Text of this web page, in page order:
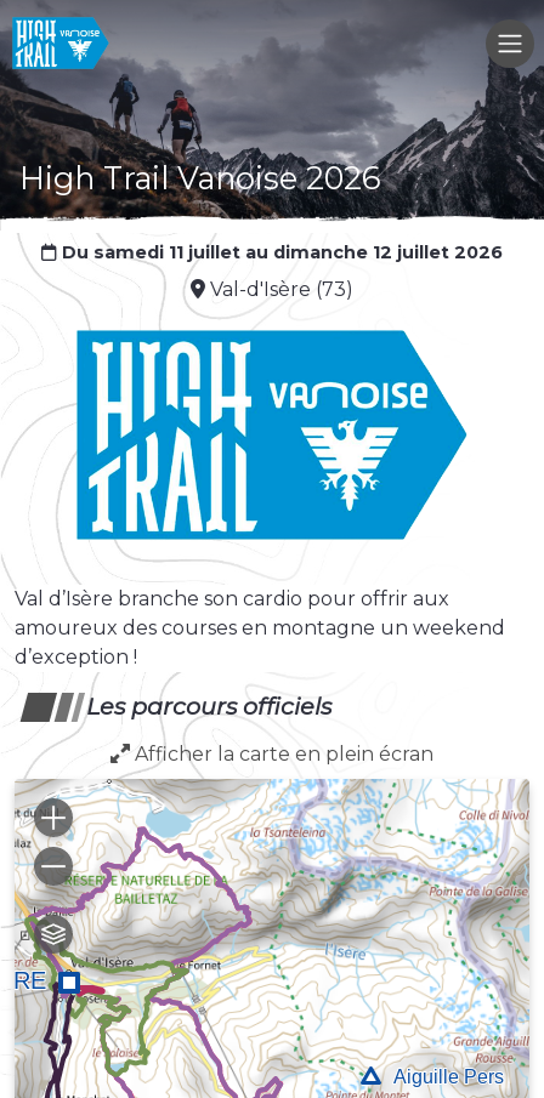
High Trail Vanoise 2026
Du samedi 11 juillet au dimanche 12 juillet 2026
Val-d'Isère (73)
Val d’Isère branche son cardio pour offrir aux
amoureux des courses en montagne un weekend
d’exception !
Les parcours officiels
Afficher la carte en plein écran